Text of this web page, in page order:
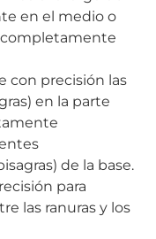
en el medio o
completamente
con precisión las
en la parte
de la base.
para
las ranuras y los